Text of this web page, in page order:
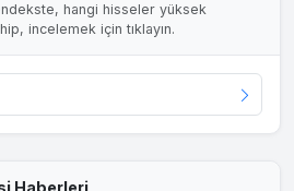
hangi hisseler yüksek
incelemek için tıklayın.
Haberleri